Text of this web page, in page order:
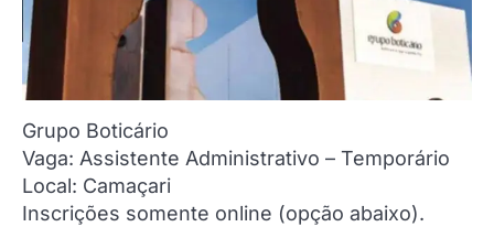
Grupo Boticário
Vaga: Assistente Administrativo – Temporário
Local: Camaçari
Inscrições somente online (opção abaixo).